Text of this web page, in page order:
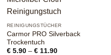
REINIGUNGSTÜCHER
Carmor PRO Silverback
Trockentuch
€5.90 – €11.90Preisspanne: